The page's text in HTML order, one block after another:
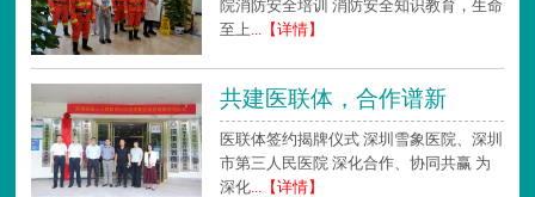
院消防安全培训 消防安全知识教育，生命
至上...【详情】
共建医联体，合作谱新
医联体签约揭牌仪式 深圳雪象医院、深圳
市第三人民医院 深化合作、协同共赢 为
深化...【详情】